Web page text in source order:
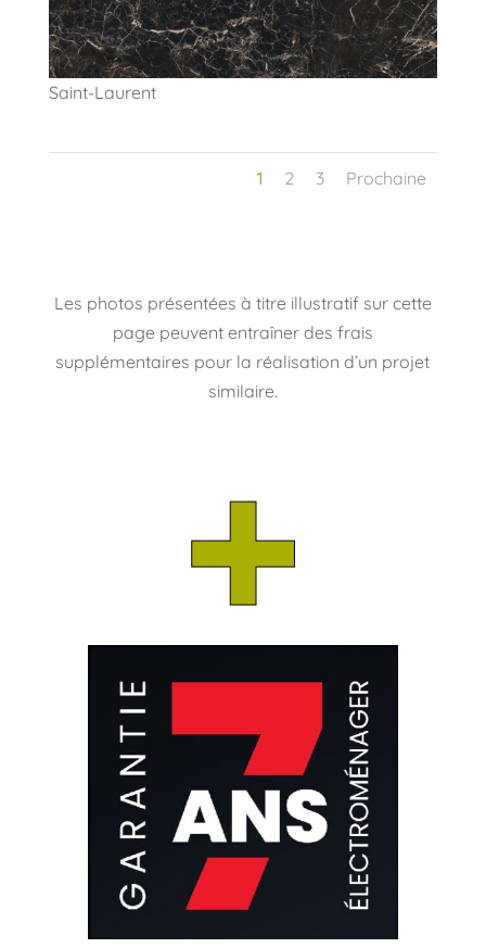
Saint-Laurent
1 2 3 Prochaine
Les photos présentées à titre illustratif sur cette
page peuvent entraîner des frais
supplémentaires pour la réalisation d’un projet
similaire.
+